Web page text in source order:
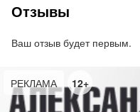
I отделение:
Франческо
bendato Dio
Антонио
Отзывы
Ваш отзыв будет первым.
РЕКЛАМА 12+